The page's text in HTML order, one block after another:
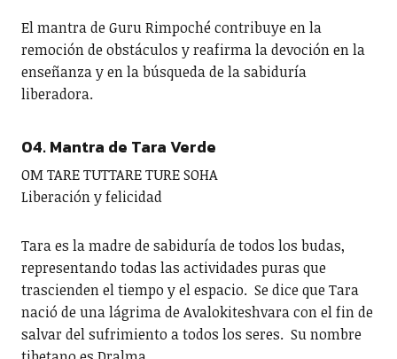
El mantra de Guru Rimpoché contribuye en la
remoción de obstáculos y reafirma la devoción en la
enseñanza y en la búsqueda de la sabiduría
liberadora.
04. Mantra de Tara Verde
OM TARE TUTTARE TURE SOHA
Liberación y felicidad
Tara es la madre de sabiduría de todos los budas,
representando todas las actividades puras que
trascienden el tiempo y el espacio. Se dice que Tara
nació de una lágrima de Avalokiteshvara con el fin de
salvar del sufrimiento a todos los seres. Su nombre